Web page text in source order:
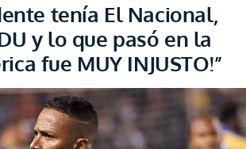
tenía El Nacional,
y lo que pasó en la
fue MUY INJUSTO!”